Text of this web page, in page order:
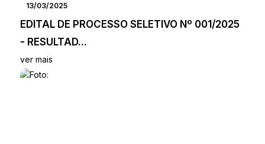
13/03/2025
EDITAL DE PROCESSO SELETIVO Nº 001/2025
- RESULTAD...
ver mais